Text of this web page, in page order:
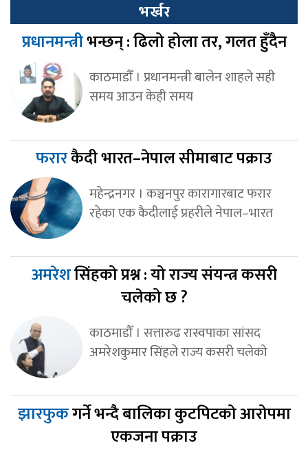
भर्खर
प्रधानमन्त्रीभन्छन् : ढिलो होला तर, गलत हुँदैन
काठमाडौँ । प्रधानमन्त्री बालेन शाहले सही
समय आउन केही समय
फरारकैदी भारत–नेपाल सीमाबाट पक्राउ
महेन्द्रनगर । कञ्चनपुर कारागारबाट फरार
रहेका एक कैदीलाई प्रहरीले नेपाल–भारत
अमरेशसिंहको प्रश्न : यो राज्य संयन्त्र कसरी
चलेको छ ?
काठमाडौँ । सत्तारुढ रास्वपाका सांसद
अमरेशकुमार सिंहले राज्य कसरी चलेको
झारफुकगर्ने भन्दै बालिका कुटपिटको आरोपमा
एकजना पक्राउ